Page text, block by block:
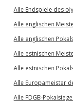
Alle Endspiele des
Alle englischen
Alle englischen
Alle estnischen
Alle estnischen
Alle Europameister
Alle FDGB-